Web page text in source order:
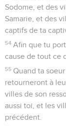
Sodome, et des
Samarie, et des
captifs de ta
54 Afin que tu
cause de tout ce
55 Quand ta
retourneront à
villes de son
aussi toi, et les
précédent.